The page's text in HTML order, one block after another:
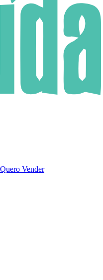
Quero Vender